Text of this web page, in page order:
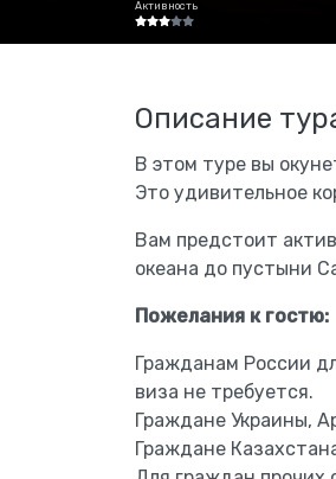
Активность
Описание
В этом туре вы
Это удивительное
Вам предстоит
океана до пустыни
Пожелания к гостю:
Гражданам России
виза не требуется.
Граждане Украины,
Граждане